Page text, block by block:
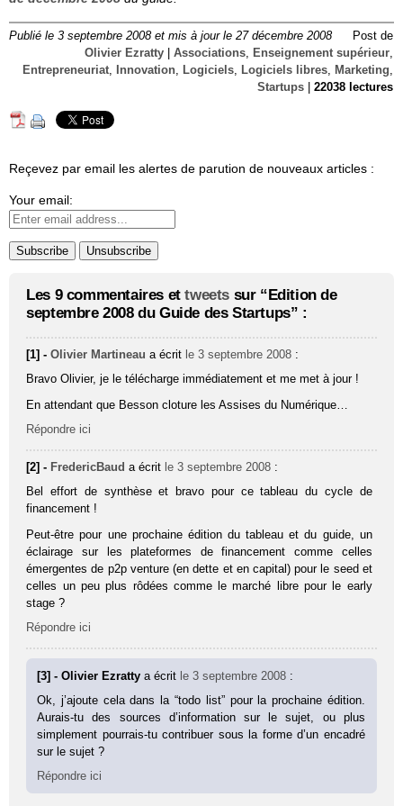
Publié le 3 septembre 2008 et mis à jour le 27 décembre 2008
Post de
Olivier Ezratty
Associations Enseignement supérieur
Entrepreneuriat
Innovation Logiciels Logiciels libres Marketing
Startups
22038 lectures
Reçevez par email les alertes de parution de nouveaux articles :
Your email:
Les 9 commentaires ettweets sur “Edition de
septembre 2008 du Guide des Startups” :
[1] -Olivier Martineau a écrit le 3 septembre 2008 :
Bravo Olivier, je le télécharge immédiatement et me met à jour !
En attendant que Besson cloture les Assises du Numérique…
Répondre ici
[2] - FredericBaud a écrit le 3 septembre 2008 :
Bel effort de synthèse et bravo pour ce tableau du cycle de
financement !
Peut-être pour une prochaine édition du tableau et du guide, un
éclairage sur les plateformes de financement comme celles
émergentes de p2p venture (en dette et en capital) pour le seed et
celles un peu plus rôdées comme le marché libre pour le early
stage ?
Répondre ici
[3] - Olivier Ezrattya écrit le 3 septembre 2008 :
Ok, j’ajoute cela dans la “todo list” pour la prochaine édition.
Aurais-tu des sources d’information sur le sujet, ou plus
simplement pourrais-tu contribuer sous la forme d’un encadré
sur le sujet ?
Répondre ici